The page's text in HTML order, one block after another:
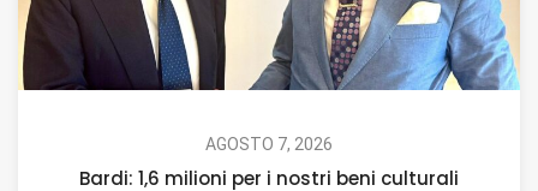
AGOSTO 7, 2026
Bardi: 1,6 milioni per i nostri beni culturali